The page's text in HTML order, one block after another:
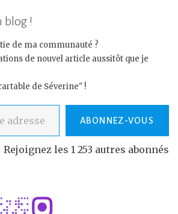
blog !
de ma communauté ?
de nouvel article aussitôt que je
de Séverine" !
ABONNEZ-VOUS
Rejoignez les 1 253 autres abonnés